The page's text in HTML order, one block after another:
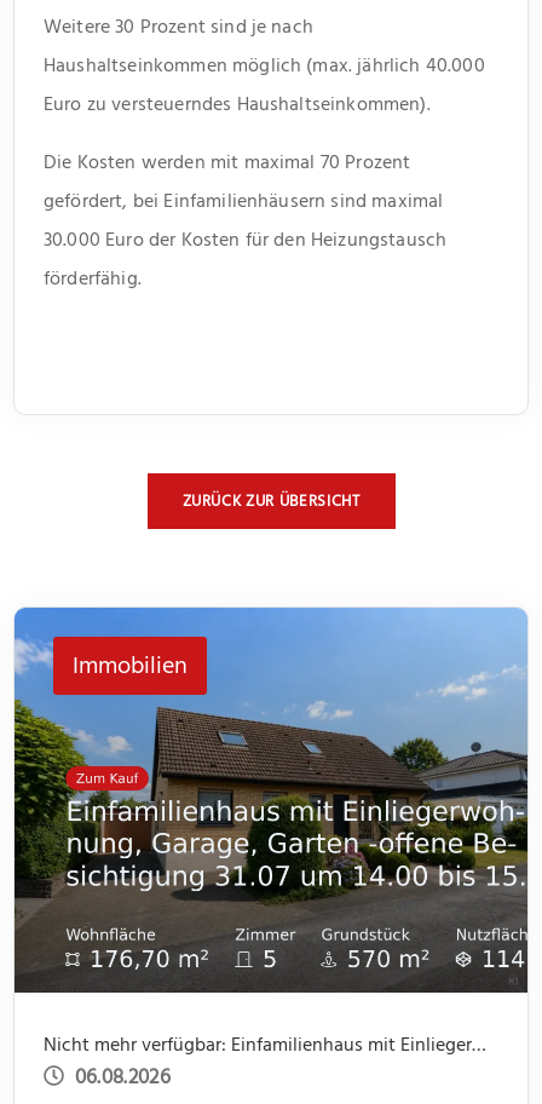
Weitere 30 Prozent sind je nach
Haushaltseinkommen möglich (max. jährlich 40.000
Euro zu versteuerndes Haushaltseinkommen).
Die Kosten werden mit maximal 70 Prozent
gefördert, bei Einfamilienhäusern sind maximal
30.000 Euro der Kosten für den Heizungstausch
förderfähig.
ZURÜCK ZUR ÜBERSICHT
Immobilien
Nicht mehr verfügbar: Einfamilienhaus mit Einliegerwohnung, Garage, Garten -offene Besichtigung 31.07 um 14.00 bis 15.30
06.08.2026